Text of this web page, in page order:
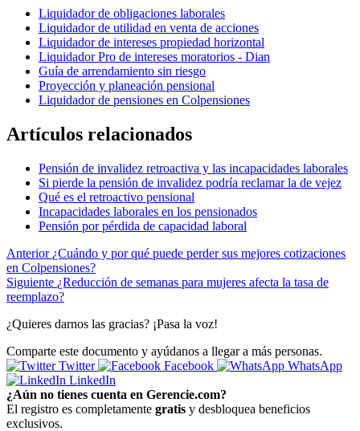
Liquidador de obligaciones laborales
Liquidador de utilidad en venta de acciones
Liquidador de intereses propiedad horizontal
Liquidador Pro de intereses moratorios - Dian
Guía de arrendamiento sin riesgo
Proyección y planeación pensional
Liquidador de pensiones en Colpensiones
Artículos relacionados
Pensión de invalidez retroactiva y las incapacidades laborales
Si pierde la pensión de invalidez podría reclamar la de vejez
Qué es el retroactivo pensional
Incapacidades laborales en los pensionados
Pensión por pérdida de capacidad laboral
Anterior ¿Cuándo y por qué puede perder sus mejores cotizaciones
en Colpensiones?
Siguiente ¿Reducción de semanas para mujeres afecta la tasa de
reemplazo?
¿Quieres darnos las gracias? ¡Pasa la voz!
Comparte este documento y ayúdanos a llegar a más personas.
Twitter
Facebook
WhatsApp
LinkedIn
¿Aún no tienes cuenta en Gerencie.com?
El registro es completamente gratis y desbloquea beneficios
exclusivos.